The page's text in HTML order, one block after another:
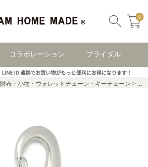
0
コラボレーション ブライダル
財布・小物・ウォレットチェーン・キーチェーン 銀